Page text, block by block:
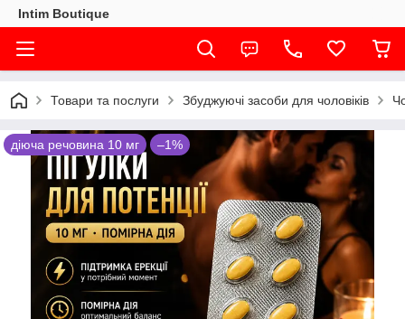
Intim Boutique
Товари та послуги Збуджуючі засоби для чоловіків
діюча речовина 10 мг –1%